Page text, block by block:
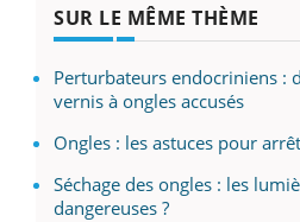
SUR LE MÊME THÈME
Perturbateurs endocriniens :
vernis à ongles accusés
Ongles : les astuces pour
Séchage des ongles : les
dangereuses ?